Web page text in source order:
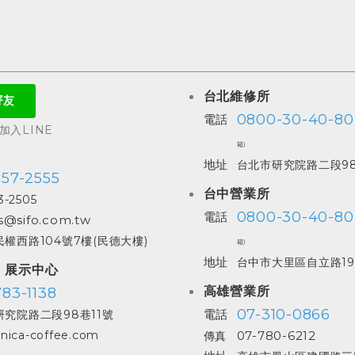
入LINE
2555
2505
權西路104號7樓(民德大樓)
展示中心
1138
究院路二段98巷11號
coffee.com
台北維修所
電話
0800-30-40-80
箱)
地址 台北市研究院路二段
台中營業所
電話
0800-30-40-80
箱)
地址 台中市大里區自立路
高雄營業所
電話
07-310-0866
傳真
07-780-6212